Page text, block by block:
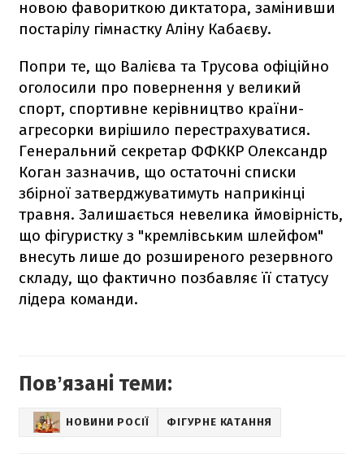
новою фавориткою диктатора, замінивши
постарілу гімнастку Аліну Кабаєву.
Попри те, що Валієва та Трусова офіційно
оголосили про повернення у великий
спорт, спортивне керівництво країни-
агресорки вирішило перестрахуватися.
Генеральний секретар ФФККР Олександр
Коган зазначив, що остаточні списки
збірної затверджуватимуть наприкінці
травня. Залишається невелика ймовірність,
що фігуристку з "кремлівським шлейфом"
внесуть лише до розширеного резервного
складу, що фактично позбавляє її статусу
лідера команди.
Повʼязані теми:
НОВИНИ РОСІЇ ФІГУРНЕ КАТАННЯ